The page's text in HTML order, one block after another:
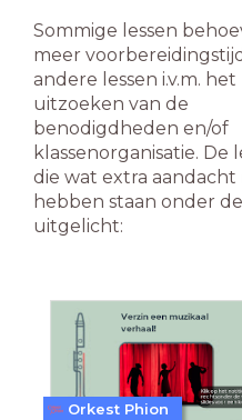
Sommige lessen
meer
andere lessen i.v.m. het
uitzoeken van de
benodigdheden en/of
klassenorganisatie. De
die wat extra aandacht
hebben staan onder
uitgelicht:
Orkest Phion